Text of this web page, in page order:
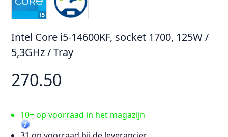
Intel Core i5-14600KF, socket 1700, 125W /
5,3GHz / Tray
270.50
10+ op voorraad in het magazijn